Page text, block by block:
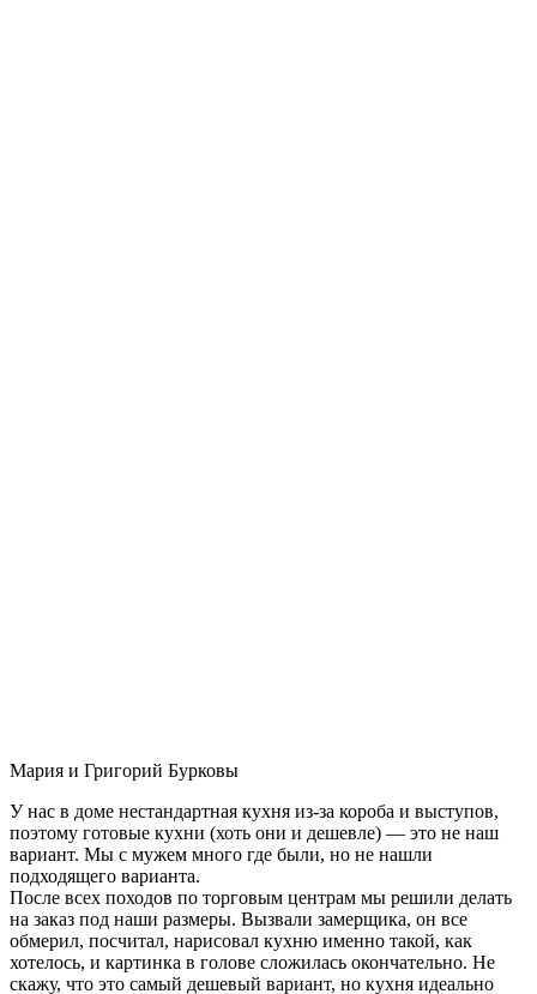
Мария и Григорий Бурковы
У нас в доме нестандартная кухня из-за короба и выступов,
поэтому готовые кухни (хоть они и дешевле) — это не наш
вариант. Мы с мужем много где были, но не нашли
подходящего варианта.
После всех походов по торговым центрам мы решили делать
на заказ под наши размеры. Вызвали замерщика, он все
обмерил, посчитал, нарисовал кухню именно такой, как
хотелось, и картинка в голове сложилась окончательно. Не
скажу, что это самый дешевый вариант, но кухня идеально